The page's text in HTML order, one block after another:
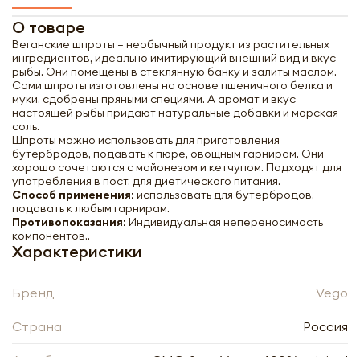
О товаре
Веганские шпроты – необычный продукт из растительных
ингредиентов, идеально имитирующий внешний вид и вкус
рыбы. Они помещены в стеклянную банку и залиты маслом.
Сами шпроты изготовлены на основе пшеничного белка и
муки, сдобрены пряными специями. А аромат и вкус
настоящей рыбы придают натуральные добавки и морская
соль.
Шпроты можно использовать для приготовления
бутербродов, подавать к пюре, овощным гарнирам. Они
хорошо сочетаются с майонезом и кетчупом. Подходят для
употребления в пост, для диетического питания.
Способ применения: использовать для бутербродов,
подавать к любым гарнирам.
Противопоказания: Индивидуальная непереносимость
компонентов..
Характеристики
Бренд Vego
Страна Россия